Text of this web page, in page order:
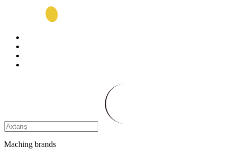
Maching brands